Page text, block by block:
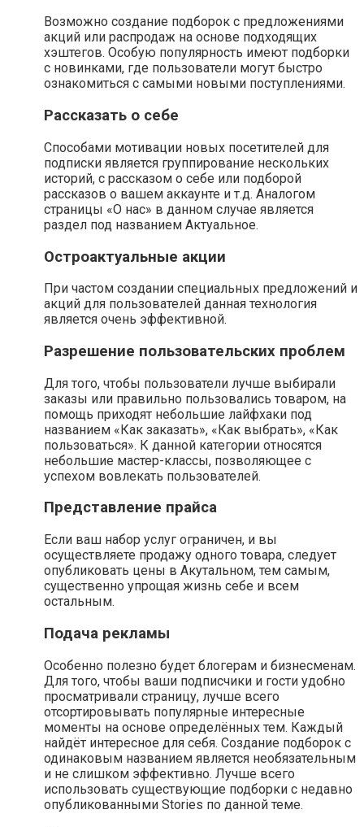
Возможно создание подборок с предложениями
акций или распродаж на основе подходящих
хэштегов. Особую популярность имеют подборки
с новинками, где пользователи могут быстро
ознакомиться с самыми новыми поступлениями.
Рассказать о себе
Способами мотивации новых посетителей для
подписки является группирование нескольких
историй, с рассказом о себе или подборой
рассказов о вашем аккаунте и т.д. Аналогом
страницы «О нас» в данном случае является
раздел под названием Актуальное.
Остроактуальные акции
При частом создании специальных предложений и
акций для пользователей данная технология
является очень эффективной.
Разрешение пользовательских проблем
Для того, чтобы пользователи лучше выбирали
заказы или правильно пользовались товаром, на
помощь приходят небольшие лайфхаки под
названием «Как заказать», «Как выбрать», «Как
пользоваться». К данной категории относятся
небольшие мастер-классы, позволяющее с
успехом вовлекать пользователей.
Представление прайса
Если ваш набор услуг ограничен, и вы
осуществляете продажу одного товара, следует
опубликовать цены в Акутальном, тем самым,
существенно упрощая жизнь себе и всем
остальным.
Подача рекламы
Особенно полезно будет блогерам и бизнесменам.
Для того, чтобы ваши подписчики и гости удобно
просматривали страницу, лучше всего
отсортировывать популярные интересные
моменты на основе определённых тем. Каждый
найдёт интересное для себя. Создание подборок с
одинаковым названием является необязательным
и не слишком эффективно. Лучше всего
использовать существующие подборки с недавно
опубликованными Stories по данной теме.